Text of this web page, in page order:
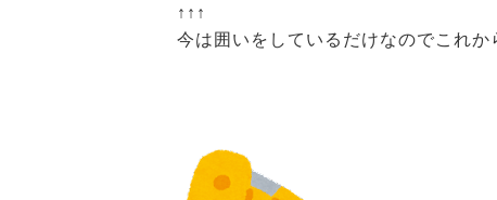
↑↑↑
今は囲いをしているだけなのでこれからどう